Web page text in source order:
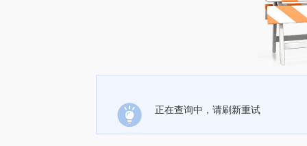
正在查询中，请刷新重试